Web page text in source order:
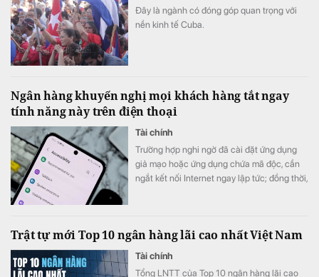
Đây là ngành có đóng góp quan trọng với
nền kinh tế Cuba.
Ngân hàng khuyến nghị mọi khách hàng tắt ngay
tính năng này trên điện thoại
Tài chính
Trường hợp nghi ngờ đã cài đặt ứng dụng
giả mạo hoặc ứng dụng chứa mã độc, cần
ngắt kết nối Internet ngay lập tức; đồng thời,
Trật tự mới Top 10 ngân hàng lãi cao nhất Việt Nam
Tài chính
Tổng LNTT của Top 10 ngân hàng lãi cao